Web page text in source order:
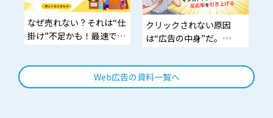
なぜ売れない？それは“仕
掛け”不足かも！最速で成
へ
クリックされない原因
は“広告の中身”だ。
ストで惹きつけ、アニメ
で離脱させない。
Web広告の資料一覧へ